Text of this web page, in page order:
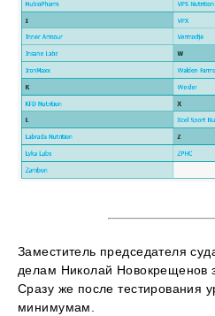
Заместитель председателя
делам Николай Новокрещенов
Сразу же после тестирования
минимумам.